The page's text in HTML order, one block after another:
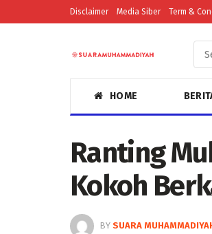
Disclaimer Media Siber Term &
HOME
Ranting
Kokoh
BY SUARA